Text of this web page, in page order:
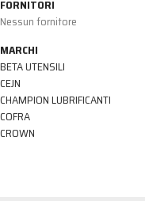
FORNITORI
Nessun fornitore
MARCHI
BETA UTENSILI
CEJN
CHAMPION LUBRIFICANTI
COFRA
CROWN